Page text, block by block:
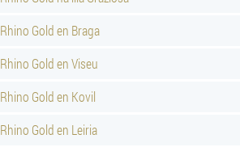
Rhino Gold en Braga
Rhino Gold en Viseu
Rhino Gold en Kovil
Rhino Gold en Leiria